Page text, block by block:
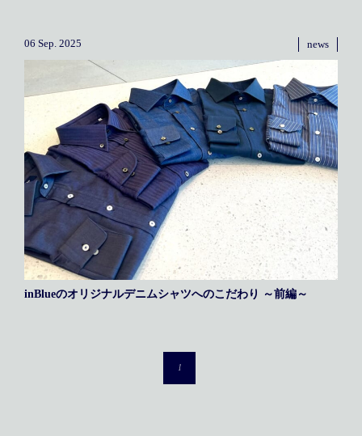
06 Sep. 2025 news
inBlueのオリジナルデニムシャツへのこだわり ～前編～
1